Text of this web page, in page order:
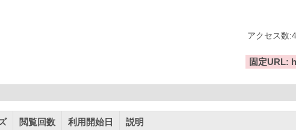
アクセス数:
固定URL:
閲覧回数 利用開始日 説明